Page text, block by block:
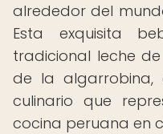
alrededor del
Esta exquisita
tradicional leche
de la algarrobina,
culinario que
cocina peruana en